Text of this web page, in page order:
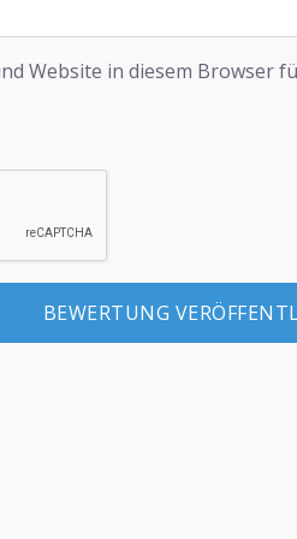
Website in diesem Browser